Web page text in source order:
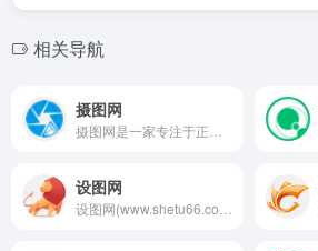
相关导航
摄图网
设图网